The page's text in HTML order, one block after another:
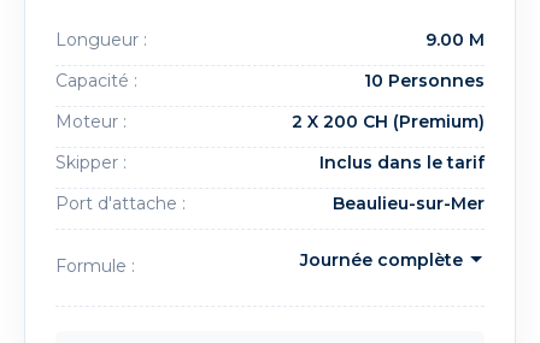
Longueur :
9.00 M
Capacité :
10 Personnes
Moteur :
2 X 200 CH (Premium)
Skipper :
Inclus dans le tarif
Port d'attache :
Beaulieu-sur-Mer
Formule :